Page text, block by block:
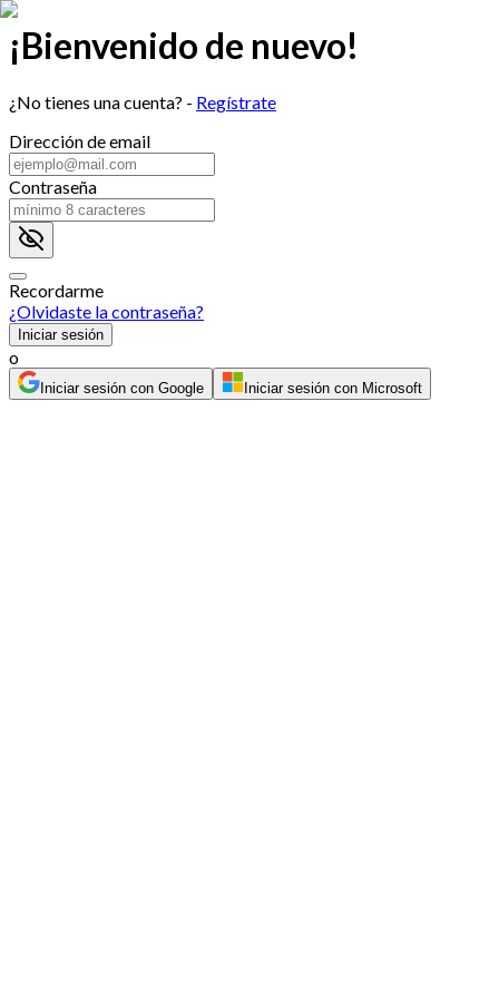
¡Bienvenido de nuevo!
¿No tienes una cuenta? - Regístrate
Dirección de email
Contraseña
Recordarme
¿Olvidaste la contraseña?
Iniciar sesión
o
Iniciar sesión con Google Iniciar sesión con Microsoft